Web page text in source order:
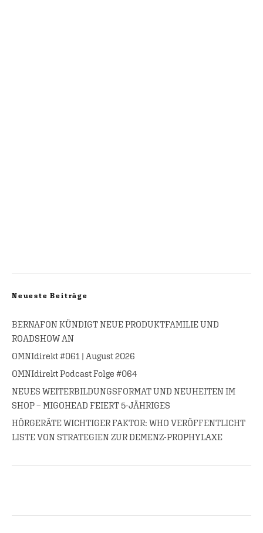
Neueste Beiträge
BERNAFON KÜNDIGT NEUE PRODUKTFAMILIE UND
ROADSHOW AN
OMNIdirekt #061 | August 2026
OMNIdirekt Podcast Folge #064
NEUES WEITERBILDUNGSFORMAT UND NEUHEITEN IM
SHOP – MIGOHEAD FEIERT 5-JÄHRIGES
HÖRGERÄTE WICHTIGER FAKTOR: WHO VERÖFFENTLICHT
LISTE VON STRATEGIEN ZUR DEMENZ-PROPHYLAXE